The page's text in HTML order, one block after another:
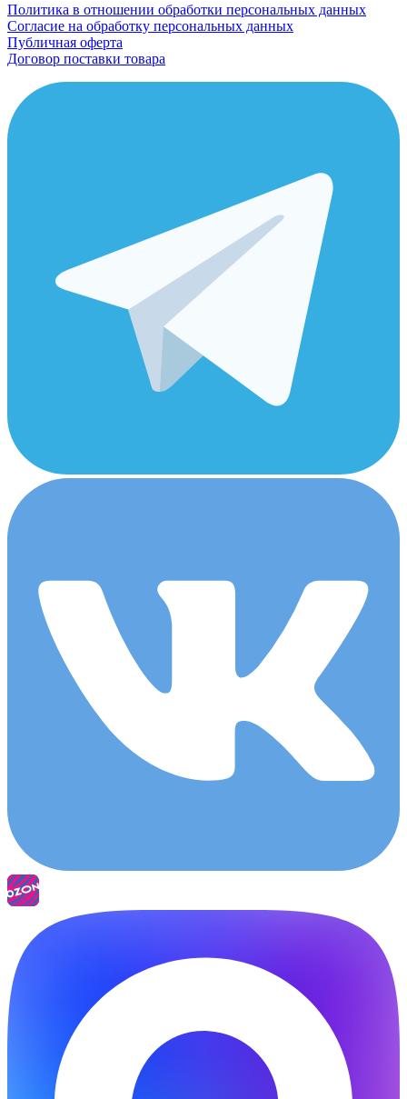
Политика в отношении обработки персональных данных
Согласие на обработку персональных данных
Публичная оферта
Договор поставки товара